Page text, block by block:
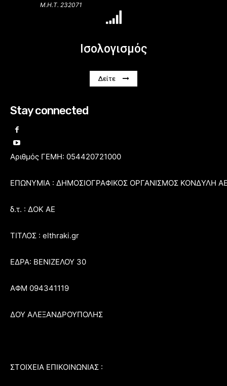
Μ.Η.Τ. 232071
Ισολογισμός
Δείτε
Stay connected
Αριθμός ΓΕΜΗ: 054420721000
ΕΠΩΝΥΜΙΑ : ΔΗΜΟΣΙΟΓΡΑΦΙΚΟΣ ΟΡΓΑΝΙΣΜΟΣ ΚΟΝΔΥΛΗ
δ.τ. : ΔΟΚ ΑΕ
ΤΙΤΛΟΣ : elthraki.gr
ΕΔΡΑ: ΒΕΝΙΖΕΛΟΥ 30
ΑΦΜ 094341119
ΔΟΥ ΑΛΕΞΑΝΔΡΟΥΠΟΛΗΣ
ΣΤΟΙΧΕΙΑ ΕΠΙΚΟΙΝΩΝΙΑΣ :